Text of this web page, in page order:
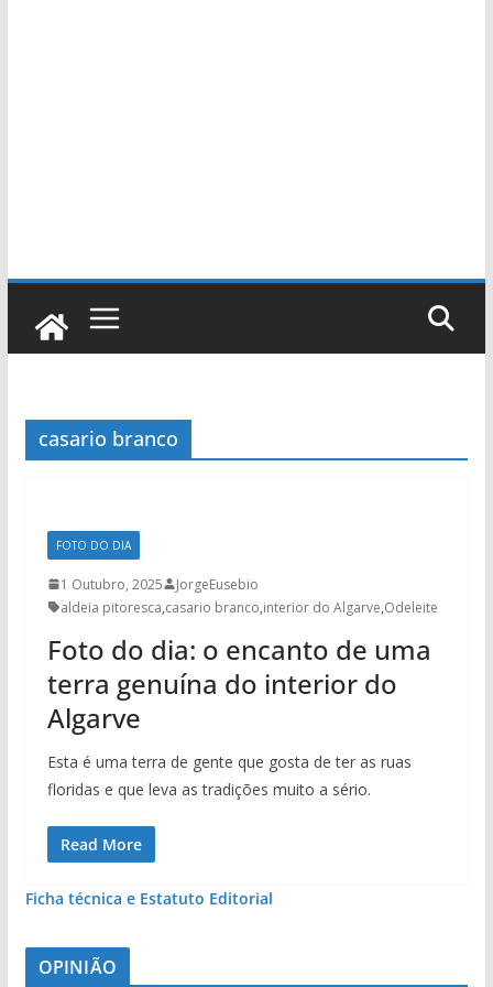
casario branco
FOTO DO DIA
1 Outubro, 2025
JorgeEusebio
aldeia pitoresca,casario branco,interior do Algarve,Odeleite
Foto do dia: o encanto de uma
terra genuína do interior do
Algarve
Esta é uma terra de gente que gosta de ter as ruas
floridas e que leva as tradições muito a sério.
Read More
Ficha técnica e Estatuto Editorial
OPINIÃO